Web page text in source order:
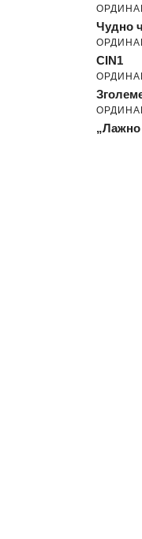
Чудно
CIN1
„Лажно